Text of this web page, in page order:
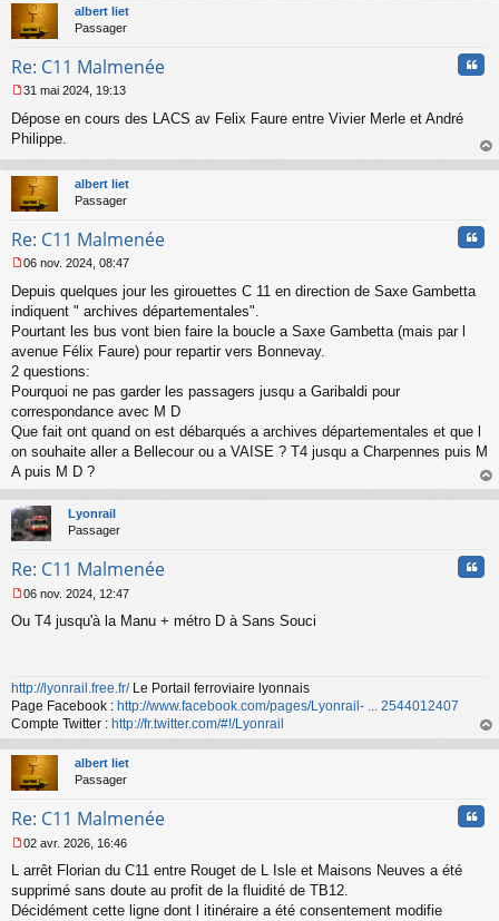
e
n
n
u
albert liet
Passager
Re: C11 Malmenée
e
s
a
g
e
o
l
u
31 mai 2024, 19:13
Dépose en cours des LACS av Felix Faure entre Vivier Merle et André
Philippe.
au
albert liet
Passager
Re: C11 Malmenée
e
s
s
g
e
n
o
n
u
06 nov. 2024, 08:47
Depuis quelques jour les girouettes C 11 en direction de Saxe Gambetta
indiquent " archives départementales".
Pourtant les bus vont bien faire la boucle a Saxe Gambetta (mais par l
avenue Félix Faure) pour repartir vers Bonnevay.
2 questions:
Pourquoi ne pas garder les passagers jusqu a Garibaldi pour
correspondance avec M D
Que fait ont quand on est débarqués a archives départementales et que l
on souhaite aller a Bellecour ou a VAISE ? T4 jusqu a Charpennes puis M
A puis M D ?
au
Lyonrail
Passager
Re: C11 Malmenée
e
g
e
n
o
n
l
u
06 nov. 2024, 12:47
Ou T4 jusqu'à la Manu + métro D à Sans Souci
http://lyonrail.free.fr/Le Portail ferroviaire lyonnais
Page Facebook : http://www.facebook.com/pages/Lyonrail- ... 2544012407
Compte Twitter : http://fr.twitter.com/#!/Lyonrail
au
albert liet
Passager
Re: C11 Malmenée
e
s
s
02 avr. 2026, 16:46
L arrêt Florian du C11 entre Rouget de L Isle et Maisons Neuves a été
supprimé sans doute au profit de la fluidité de TB12.
Décidément cette ligne dont l itinéraire a été consentement modifie